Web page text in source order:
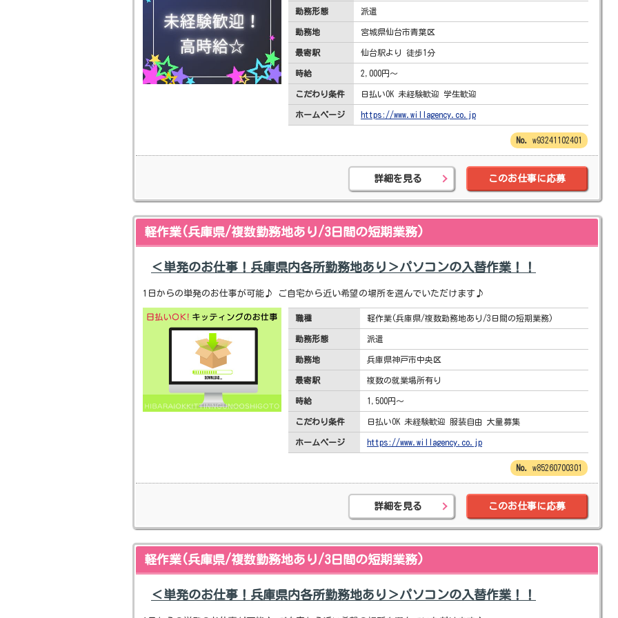
勤務形態 派遣
勤務地 宮城県仙台市青葉区
最寄駅 仙台駅より 徒歩1分
時給 2,000円～
こだわり条件 日払いOK 未経験歓迎 学生歓迎
ホームページ https://www.willagency.co.jp
w93241102401
詳細を見る このお仕事に応募
軽作業(兵庫県/複数勤務地あり/3日間の短期業務)
＜単発のお仕事！兵庫県内各所勤務地あり＞パソコンの入替作業！！
1日からの単発のお仕事が可能♪ ご自宅から近い希望の場所を選んでいただけます♪
職種 軽作業(兵庫県/複数勤務地あり/3日間の短期業務)
勤務形態 派遣
勤務地 兵庫県神戸市中央区
最寄駅 複数の就業場所有り
時給 1,500円～
こだわり条件 日払いOK 未経験歓迎 服装自由 大量募集
ホームページ https://www.willagency.co.jp
w85260700301
詳細を見る このお仕事に応募
軽作業(兵庫県/複数勤務地あり/3日間の短期業務)
＜単発のお仕事！兵庫県内各所勤務地あり＞パソコンの入替作業！！